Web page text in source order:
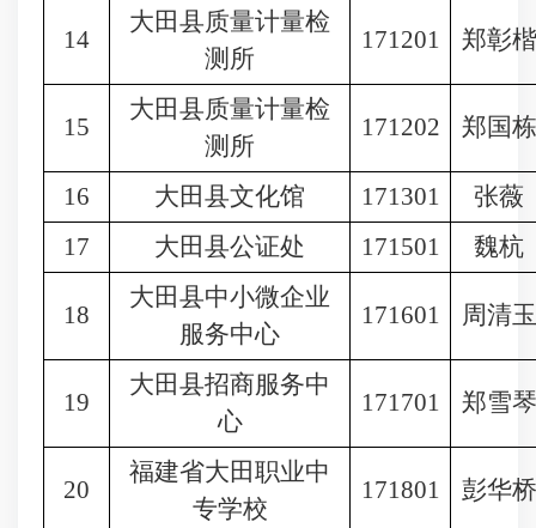
14
大田县质量计量检
测所
171201 郑彰楷
15
大田县质量计量检
测所
171202 郑国栋
16 大田县文化馆 171301
张薇
17
大田县公证处 171501 魏杭
18
大田县中小微企业
服务中心
171601 周清玉
19
大田县招商服务中
心
171701 郑雪琴
20
福建省大田职业中
专学校
171801 彭华桥